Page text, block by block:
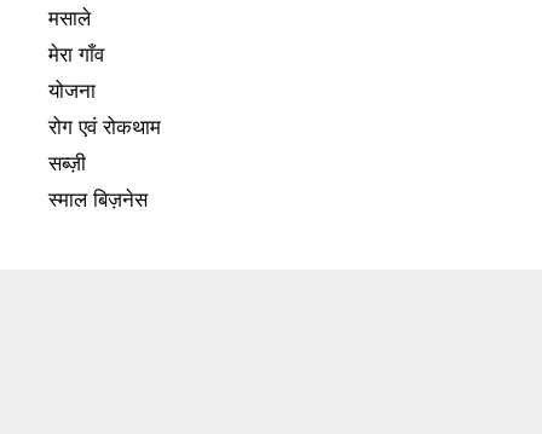
मसाले
मेरा गाँव
योजना
रोग एवं रोकथाम
सब्ज़ी
स्माल बिज़नेस